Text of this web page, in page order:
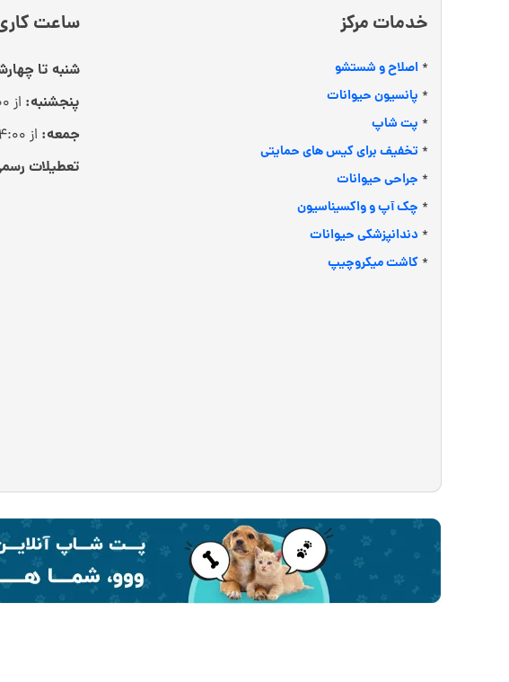
خدمات مرکز
*اصلاح و شستشو
* پانسیون حیوانات
* پت شاپ
* تخفیف برای کیس های حمایتی
* جراحی حیوانات
* چک آپ و واکسیناسیون
*دندانپزشکی حیوانات
*کاشت میکروچیپ
ساعت
شنبه تا
پنجشنبه: از ۱۰:۰۰ تا ۲۱:۰۰
جمعه: از ۱۴:۰۰ تا ۱۸:۰۰
تعطیلات